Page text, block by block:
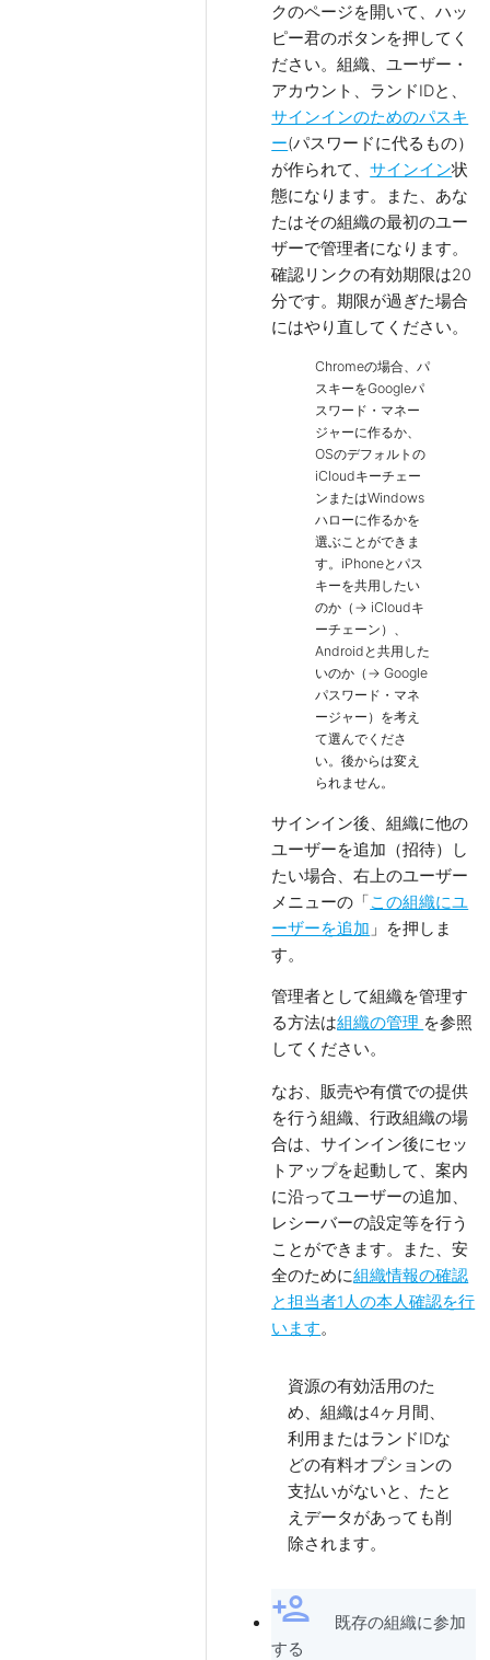
クのページを開いて、ハッ
ピー君のボタンを押してく
ださい。組織、ユーザー・
アカウント、ランドIDと、
サインインのためのパスキ
ー(パスワードに代るもの）
が作られて、サインイン状
態になります。また、あな
たはその組織の最初のユー
ザーで管理者になります。
確認リンクの有効期限は20
分です。期限が過ぎた場合
にはやり直してください。
Chromeの場合、パ
スキーをGoogleパ
スワード・マネー
ジャーに作るか、
OSのデフォルトの
iCloudキーチェー
ンまたはWindows
ハローに作るかを
選ぶことができま
す。iPhoneとパス
キーを共用したい
のか（→ iCloudキ
ーチェーン）、
Androidと共用した
いのか（→ Google
パスワード・マネ
ージャー）を考え
て選んでくださ
い。後からは変え
られません。
サインイン後、組織に他の
ユーザーを追加（招待）し
たい場合、右上のユーザー
メニューの「この組織にユ
ーザーを追加 」を押しま
す。
管理者として組織を管理す
る方法は組織の管理 を参照
してください。
なお、販売や有償での提供
を行う組織、行政組織の場
合は、サインイン後にセッ
トアップを起動して、案内
に沿ってユーザーの追加、
レシーバーの設定等を行う
ことができます。また、安
全のために組織情報の確認
と担当者1人の本人確認を行
います。
資源の有効活用のた
め、組織は4ヶ月間、
利用またはランドIDな
どの有料オプションの
支払いがないと、たと
えデータがあっても削
除されます。
person_add
既存の組織に参加
する